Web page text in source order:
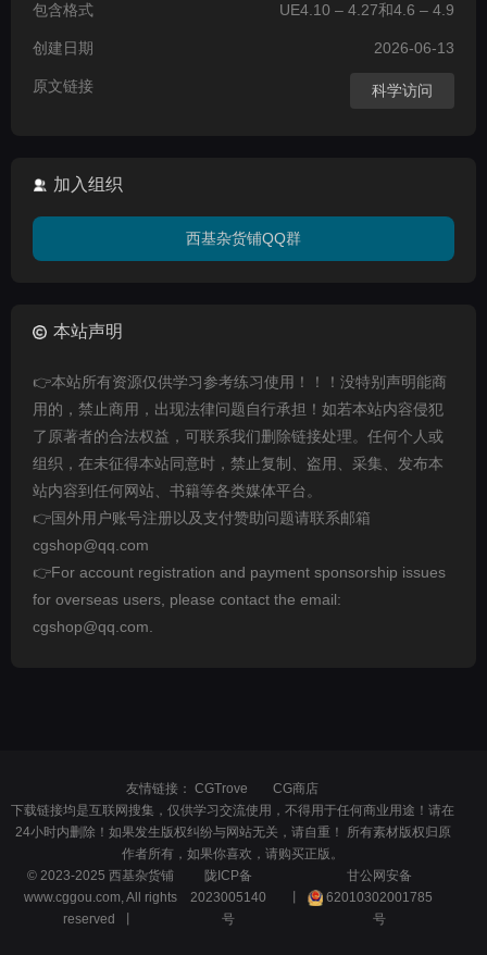
包含格式 UE4.10 – 4.27和4.6 – 4.9
创建日期 2026-06-13
原文链接 科学访问
加入组织
西基杂货铺QQ群
本站声明
👉本站所有资源仅供学习参考练习使用！！！没特别声明能商
用的，禁止商用，出现法律问题自行承担！如若本站内容侵犯
了原著者的合法权益，可联系我们删除链接处理。任何个人或
组织，在未征得本站同意时，禁止复制、盗用、采集、发布本
站内容到任何网站、书籍等各类媒体平台。
👉国外用户账号注册以及支付赞助问题请联系邮箱
cgshop@qq.com
👉For account registration and payment sponsorship issues
for overseas users, please contact the email:
cgshop@qq.com.
友情链接： CGTrove
CG商店
下载链接均是互联网搜集，仅供学习交流使用，不得用于任何商业用途！请在
24小时内删除！如果发生版权纠纷与网站无关，请自重！ 所有素材版权归原
作者所有，如果你喜欢，请购买正版。
© 2023-2025 西基杂货铺
www.cggou.com, All rights
reserved 丨
陇ICP备
2023005140
号
甘公网安备
62010302001785
号